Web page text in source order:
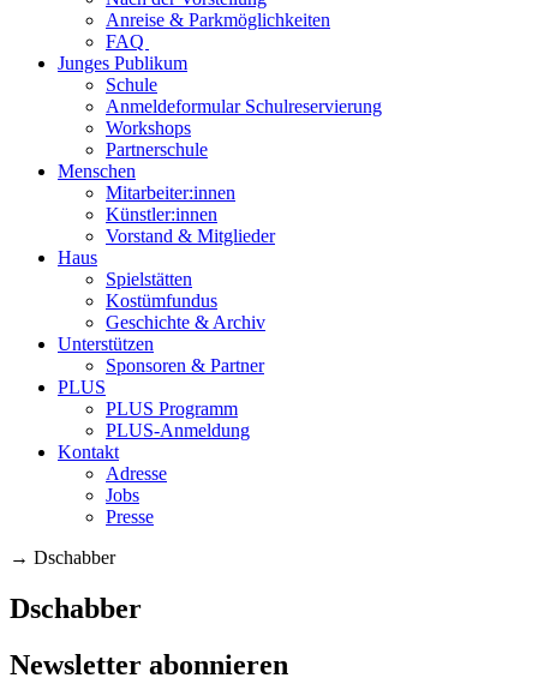
Anreise & Parkmöglichkeiten
FAQ
Junges Publikum
Schule
Anmeldeformular Schulreservierung
Workshops
Partnerschule
Menschen
Mitarbeiter:innen
Künstler:innen
Vorstand & Mitglieder
Haus
Spielstätten
Kostümfundus
Geschichte & Archiv
Unterstützen
Sponsoren & Partner
PLUS
PLUS Programm
PLUS-Anmeldung
Kontakt
Adresse
Jobs
Presse
→ Dschabber
Dschabber
Newsletter abonnieren